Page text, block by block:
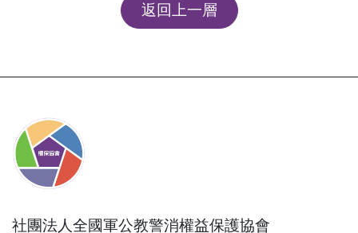
返回上一層
社團法人全國軍公教警消權益保護協會